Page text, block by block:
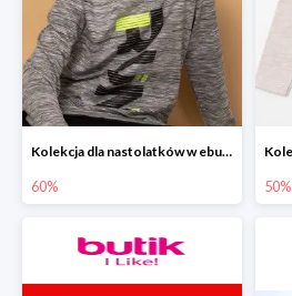
Kolekcja dla nastolatków w ebutik.pl do -60%
60% 50%